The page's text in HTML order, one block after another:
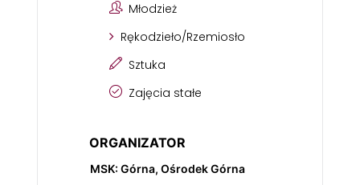
Młodzież
Rękodzieło/Rzemiosło
Sztuka
Zajęcia stałe
ORGANIZATOR
MSK: Górna, Ośrodek Górna